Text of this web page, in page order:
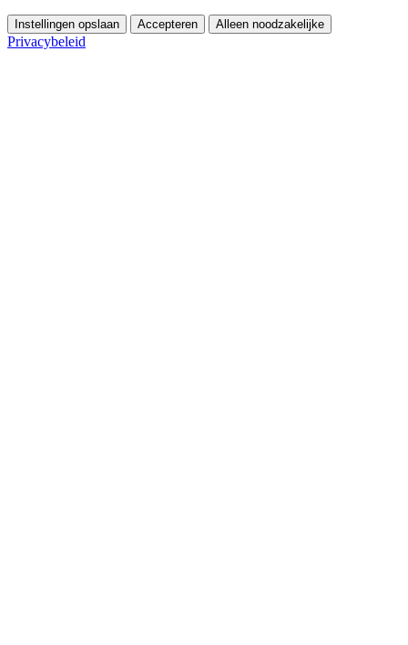
Instellingen opslaan Accepteren Alleen noodzakelijke
Privacybeleid